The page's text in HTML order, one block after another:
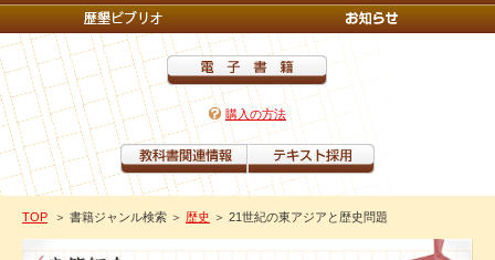
購入の方法
TOP ＞ 書籍ジャンル検索 ＞ 歴史 ＞ 21世紀の東アジアと歴史問題